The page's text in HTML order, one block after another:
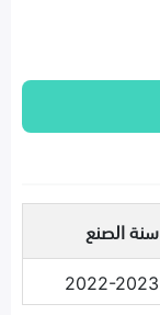
سنة الصنع
2022-2023